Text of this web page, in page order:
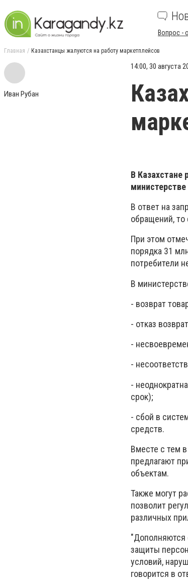
Вопрос -
Главная Казахстанцы жалуются на работу маркетплейсов
Иван Рубан
14:00, 30 августа
В Казахстане
министерстве
В ответ на
обращений, то
При этом
порядка 31
потребители
В
- возврат
- отказ
-
-
-
срок);
- сбой в
средств.
Вместе с тем
предлагают
объектам.
Также могут
позволит
различных
"Дополняются
защиты
условий,
говорится в